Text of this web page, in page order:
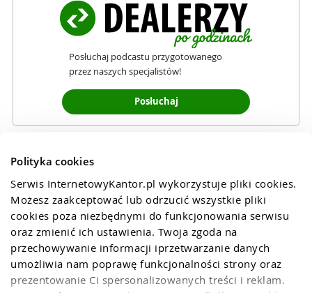
Polityka cookies
Serwis InternetowyKantor.pl wykorzystuje pliki cookies.
Możesz zaakceptować lub odrzucić wszystkie pliki
cookies poza niezbędnymi do funkcjonowania serwisu
oraz zmienić ich ustawienia. Twoja zgoda na
przechowywanie informacji iprzetwarzanie danych
umożliwia nam poprawę funkcjonalności strony oraz
prezentowanie Ci spersonalizowanych treści i reklam.
Posłuchaj podcastu przygotowanego
przez naszych specjalistów!
Posłuchaj